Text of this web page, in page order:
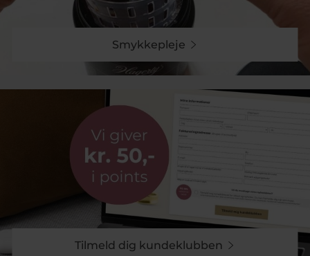
Smykkepleje
Tilmeld dig kundeklubben